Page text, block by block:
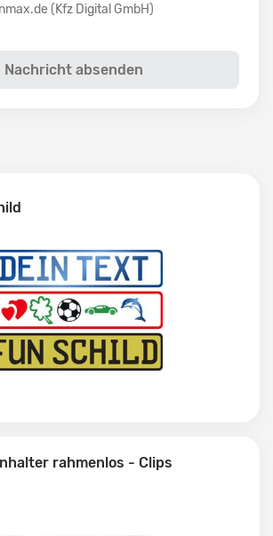
(Kfz Digital GmbH)
Nachricht absenden
rahmenlos - Clips